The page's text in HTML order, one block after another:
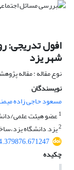
افول تدریجی:
شهر یزد
نوع مقاله : مقاله
نویسندگان
مسعود حاجی زاده
1عضو هیئت علمی/
2یزد, دانشگاه
چکیده